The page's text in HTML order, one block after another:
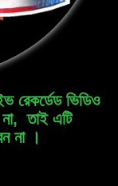
রেকর্ডেড ভিডিও
তাই এটি
না ।